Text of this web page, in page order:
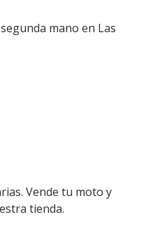
mano en Las
Vende tu moto y
tienda.